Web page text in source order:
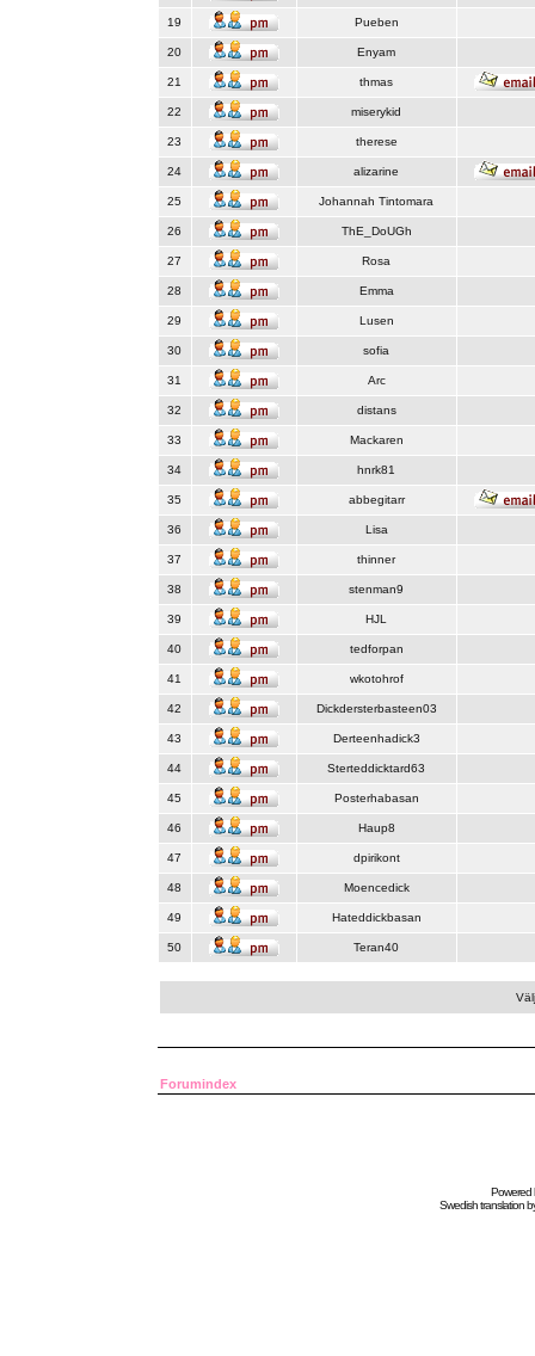
19 Pueben
20 Enyam
21 thmas
22 miserykid
23 therese
24 alizarine
25 Johannah Tintomara
26 ThE_DoUGh
27 Rosa
28 Emma
29 Lusen
30 sofia
31 Arc
32 distans
33 Mackaren
34 hnrk81
35 abbegitarr
36 Lisa
37 thinner
38 stenman9
39 HJL
40 tedforpan
41 wkotohrof
42 Dickdersterbasteen03
43 Derteenhadick3
44 Sterteddicktard63
45 Posterhabasan
46 Haup8
47 dpirikont
48 Moencedick
49 Hateddickbasan
50 Teran40
Forumindex
Powered
Swedishtranslation